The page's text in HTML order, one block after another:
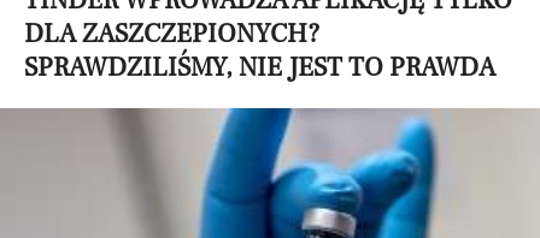
DLA ZASZCZEPIONYCH?
SPRAWDZILIŚMY, NIE JEST TO PRAWDA